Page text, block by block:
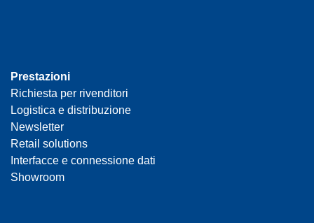
Prestazioni
Richiesta per rivenditori
Logistica e distribuzione
Newsletter
Retail solutions
Interfacce e connessione dati
Showroom